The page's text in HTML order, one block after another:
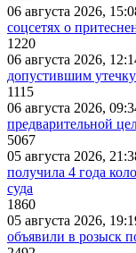
06 августа 2026,
соцсетях о
1220
06 августа 2026,
допустившим
1115
06 августа 2026,
предварительной
5067
05 августа 2026,
получила 4 года
суда
1860
05 августа 2026,
объявили в розыск